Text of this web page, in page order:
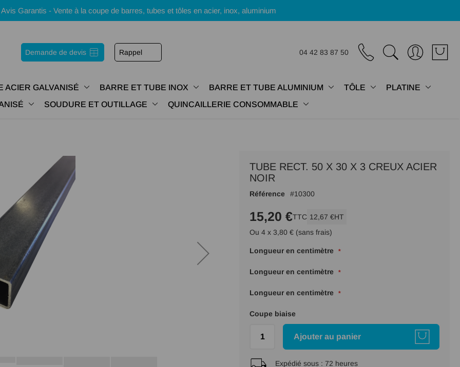
Garantis - Vente à la coupe de barres, tubes et tôles en acier, inox, aluminium
Demande de devis Rappel 04 42 83 87 50
ACIER GALVANISÉ BARRE ET TUBE INOX BARRE ET TUBE ALUMINIUM TÔLE
PLATINE
SOUDURE ET OUTILLAGE QUINCAILLERIE CONSOMMABLE
TUBE RECT. 50 X 30 X 3 CREUX ACIER
NOIR
Référence 10300
15,20 €TTC 12,67 €HT
Ou 4 x 3,80 € (sans frais)
Longueur en centimètre
Longueur en centimètre
Longueur en centimètre
Coupe biaise
Ajouter au panier
Expédié sous : 72 heures